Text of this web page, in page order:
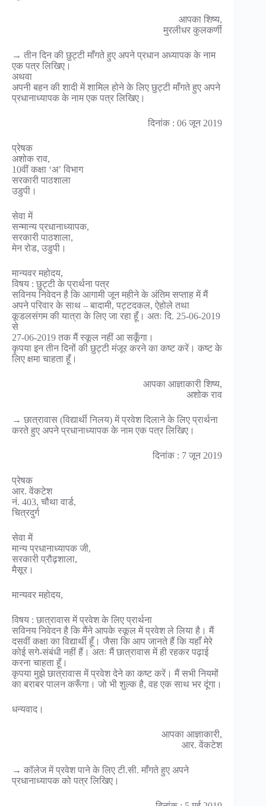
आपका शिष्य,
मुरलीधर कुलकर्णी
→ तीन दिन की छुट्टी माँगते हुए अपने प्रधान अध्यापक के नाम
एक पत्र लिखिए।
अथवा
अपनी बहन की शादी में शामिल होने के लिए छुट्टी माँगते हुए अपने
प्रधानाध्यापक के नाम एक पत्र लिखिए।
दिनांक : 06 जून 2019
प्रेषक
अशोक राव,
10वीं कक्षा ‘अ’ विभाग
सरकारी पाठशाला
उडुपी।
सेवा में
सन्मान्य प्रधानाध्यापक,
सरकारी पाठशाला,
मेन रोड, उडुपी।
मान्यवर महोदय,
विषय : छुट्टी के प्रार्थना पत्र
सविनय निवेदन है कि आगामी जून महीने के अंतिम सप्ताह में मैं
अपने परिवार के साथ – बादामी, पट्टदकल, ऐहोले तथा
कूडलसंगम की यात्रा के लिए जा रहा हूँ। अतः दि. 25-06-2019
से
27-06-2019 तक मैं स्कूल नहीं आ सकूँगा।
कृपया इन तीन दिनों की छुट्टी मंजूर करने का कष्ट करें। कष्ट के
लिए क्षमा चाहता हूँ।
आपका आज्ञाकारी शिष्य,
अशोक राव
→ छात्रावास (विद्यार्थी निलय) में प्रवेश दिलाने के लिए प्रार्थना
करते हुए अपने प्रधानाध्यापक के नाम एक पत्र लिखिए।
दिनांक : 7 जून 2019
प्रेषक
आर. वेंकटेश
नं. 403, चौथा वार्ड,
चित्रदुर्ग
सेवा में
मान्य प्रधानाध्यापक जी,
सरकारी प्रौढ़शाला,
मैसूर।
मान्यवर महोदय,
विषय : छात्रावास में प्रवेश के लिए प्रार्थना
सविनय निवेदन है कि मैंने आपके स्कूल में प्रवेश ले लिया है। मैं
दसवीं कक्षा का विद्यार्थी हूँ। जैसा कि आप जानते हैं कि यहाँ मेरे
कोई सगे-संबंधी नहीं हैं। अतः मैं छात्रावास में ही रहकर पढ़ाई
करना चाहता हूँ।
कृपया मुझे छात्रावास में प्रवेश देने का कष्ट करें। मैं सभी नियमों
का बराबर पालन करूँगा। जो भी शुल्क है, वह एक साथ भर दूंगा।
धन्यवाद।
आपका आज्ञाकारी,
आर. वेंकटेश
→ कॉलेज में प्रवेश पाने के लिए टी.सी. माँगते हुए अपने
प्रधानाध्यापक को पत्र लिखिए।